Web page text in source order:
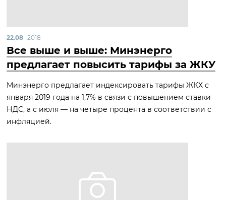
22.08 2018
Все выше и выше: Минэнерго
предлагает повысить тарифы за ЖКУ
Минэнерго предлагает индексировать тарифы ЖКХ с
января 2019 года на 1,7% в связи с повышением ставки
НДС, а с июля — на четыре процента в соответствии с
инфляцией.